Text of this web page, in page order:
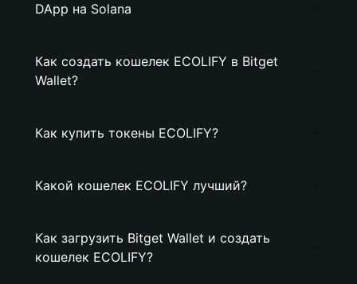
DApp на Solana
Как создать кошелек ECOLIFY в Bitget
Wallet?
Как купить токены ECOLIFY?
Какой кошелек ECOLIFY лучший?
Как загрузить Bitget Wallet и создать
кошелек ECOLIFY?